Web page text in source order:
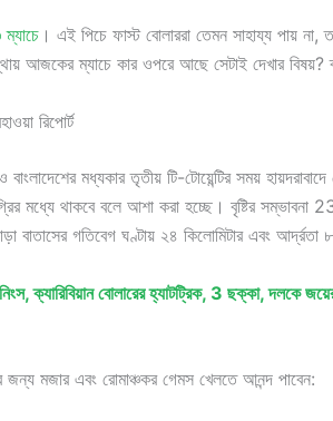
। এই পিচে ফাস্ট বোলাররা তেমন সাহায্য পায় না,
আজকের ম্যাচে কার ওপরে আছে সেটাই দেখার বিষয়?
রিপোর্ট
মধ্যকার তৃতীয় টি-টোয়েন্টির সময়
মধ্যে থাকবে বলে আশা করা হচ্ছে। বৃষ্টির সম্ভাবনা
বাতাসের গতিবেগ ঘণ্টায় ২৪ কিলোমিটার এবং
ক্যারিবিয়ান বোলারের হ্যাটট্রিক, 3 ছক্কা, দলকে
মজার এবং রোমাঞ্চকর গেমস খেলতে আনন্দ পাবেন: